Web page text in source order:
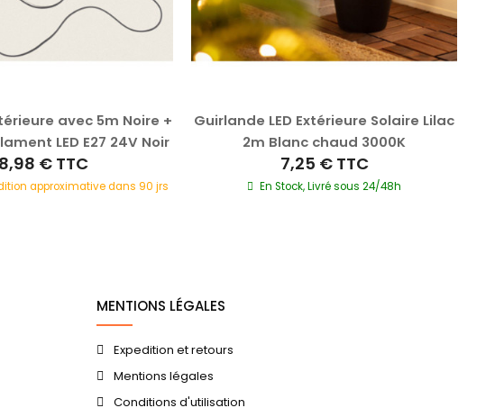
avec 5m Noire +
LED E27 24V Noir
€TTC
approximative dans 90 jrs
Guirlande LED Extérieure Solaire Lilac
2m Blanc chaud 3000K
7,25 € TTC
En Stock, Livré sous 24/48h
MENTIONS LÉGALES
Expedition et retours
Mentions légales
Conditions d'utilisation